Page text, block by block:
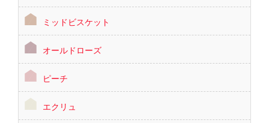
ミッドビスケット
オールドローズ
ピーチ
エクリュ